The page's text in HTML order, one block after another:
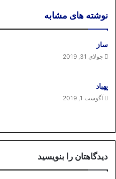
نوشته های مشابه
ساز
جولای 31, 2019
پهباد
آگوست 1, 2019
دیدگاهتان را بنویسید